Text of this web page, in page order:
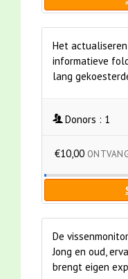
Het
informatieve
lang
Donors : 1
€10,00
De
Jong en oud,
brengt eigen